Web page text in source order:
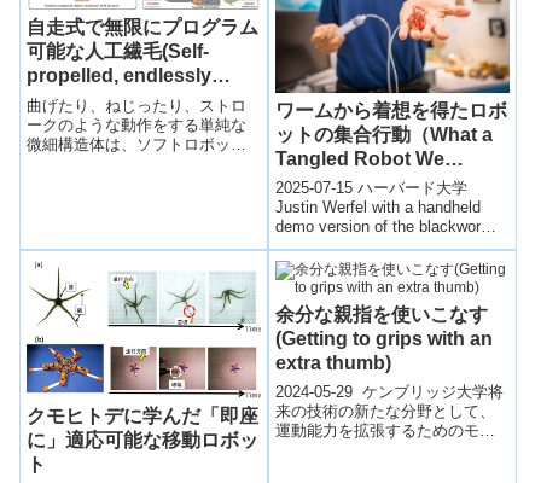
自走式で無限にプログラム
可能な人工繊毛(Self-
propelled, endlessly
programmable artificial
cilia)
曲げたり、ねじったり、ストロ
ークのような動作をする単純な
微細構造体は、ソフトロボット
ワームから着想を得たロボ
ットの集合行動（What a
Tangled Robot We
Weave）
2025-07-15 ハーバード大学
Justin Werfel with a handheld
demo version of the blackworm-
in...
クモヒトデに学んだ「即座
に」適応可能な移動ロボッ
ト
余分な親指を使いこなす
(Getting to grips with an
extra thumb)
2024-05-29 ケンブリッジ大学将
来の技術の新たな分野として、
運動能力を拡張するためのモー